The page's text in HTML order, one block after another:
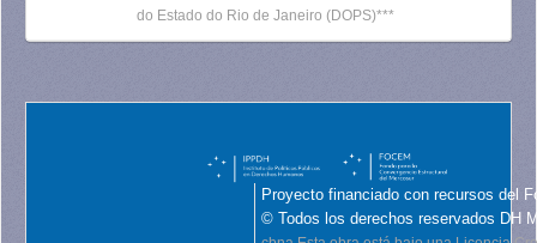
do Estado do Rio de Janeiro (DOPS)***
Proyecto financiado con recursos del
© Todos los derechos reservados DH